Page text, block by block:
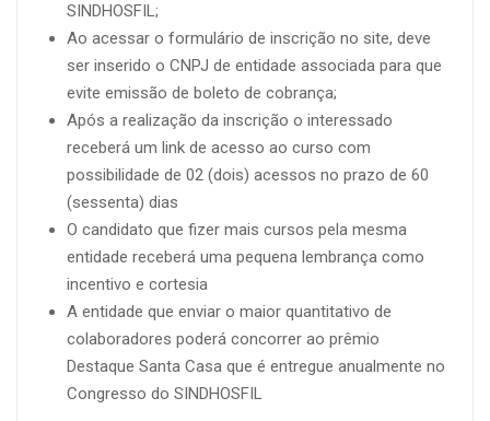
SINDHOSFIL;
Ao acessar o formulário de inscrição no site, deve
ser inserido o CNPJ de entidade associada para que
evite emissão de boleto de cobrança;
Após a realização da inscrição o interessado
receberá um link de acesso ao curso com
possibilidade de 02 (dois) acessos no prazo de 60
(sessenta) dias
O candidato que fizer mais cursos pela mesma
entidade receberá uma pequena lembrança como
incentivo e cortesia
A entidade que enviar o maior quantitativo de
colaboradores poderá concorrer ao prêmio
Destaque Santa Casa que é entregue anualmente no
Congresso do SINDHOSFIL